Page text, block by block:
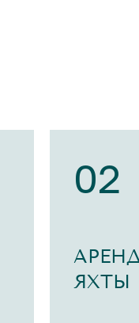
02
ЯХТЫ